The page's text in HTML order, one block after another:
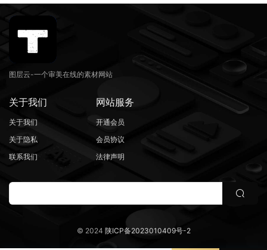
图层云-一个审美在线的素材网站
关于我们
关于我们
关于隐私
联系我们
网站服务
开通会员
会员协议
法律声明
© 2024 陕ICP备2023010409号-2